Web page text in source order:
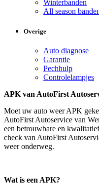
Winterbanden
All season
Overige
Auto diagnose
Garantie
Pechhulp
Controlelampjes
APK van AutoFirst
Moet uw auto weer APK
AutoFirst Autoservice van
een betrouwbare en
check van AutoFirst
weer onderweg.
Wat is een APK?